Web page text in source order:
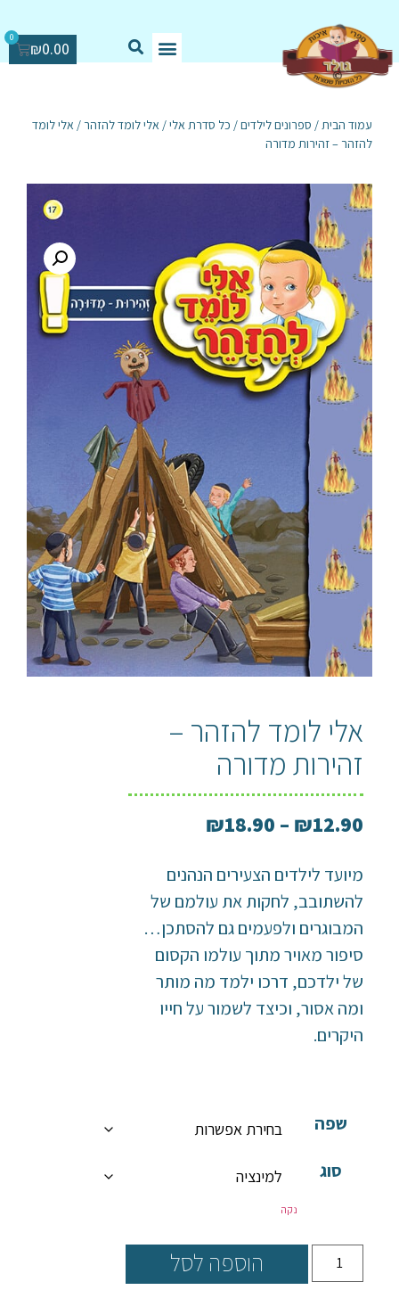
₪0.00
0
עמוד הבית/ ספרונים לילדים/ כל סדרת אלי/ אלי לומד להזהר / אלי לומד
להזהר – זהירות מדורה
אלי לומד להזהר –
זהירות מדורה
₪12.90
–
₪18.90
מיועד לילדים הצעירים הנהנים
להשתובב, לחקות את עולמם של
המבוגרים ולפעמים גם להסתכן…
סיפור מאויר מתוך עולמו הקסום
של ילדכם, דרכו ילמד מה מותר
ומה אסור, וכיצד לשמור על חייו
היקרים.
שפה
סוג
נקה
הוספה לסל